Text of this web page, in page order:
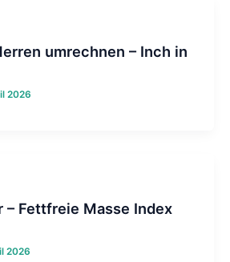
umrechnen – Inch in
2026
– Fettfreie Masse Index
2026